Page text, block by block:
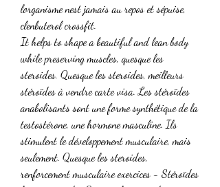
lorganisme nest jamais au repos et sépuise,
clenbuterol crossfit.
It helps to shape a beautiful and lean body
while preserving muscles, quesque les
steroides. Quesque les steroides, meilleurs
stéroïdes à vendre carte visa. Les stéroïdes
anabolisants sont une forme synthétique de la
testostérone, une hormone masculine. Ils
stimulent le développement musculaire, mais
seulement. Quesque les steroides,
renforcement musculaire exercices - Stéroïdes